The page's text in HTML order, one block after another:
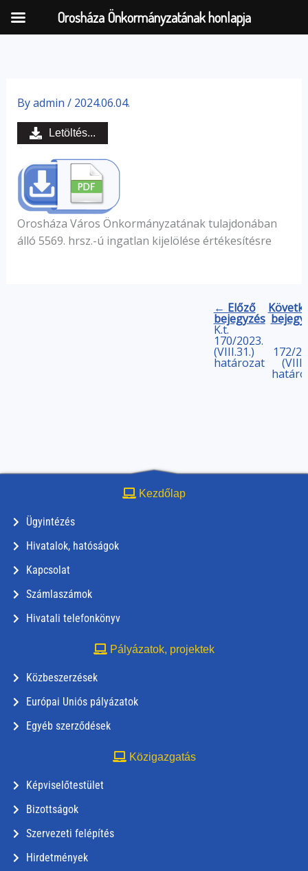
content
Byadmin / 2024.06.04.
Orosháza Város Önkormányzatának tulajdonában
álló 5569. hrsz.-ú ingatlan kijelölése értékesítésre
Letöltés...
← Előző
bejegyzés
K.t.
170/2023.
(VIII.31.)
határozat
172/
Kezdőlap
Ügyintézés
Hivatalok, hatóságok
Kapcsolat
Számlaszámok
Hivatali telefonkönyv
Pályázatok, projektek
Közbeszerzések
Európai Uniós pályázatok
Egyéb szerződések
Közigazgatás
Képviselőtestület
Bizottságok
Szervezeti felépítés
Hirdetmények
Orosháza Önkormányzatának honlapja